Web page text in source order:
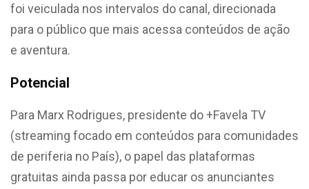
foi veiculada nos intervalos do canal, direcionada
para o público que mais acessa conteúdos de ação
e aventura.
Potencial
Para Marx Rodrigues, presidente do +Favela TV
(streaming focado em conteúdos para comunidades
de periferia no País), o papel das plataformas
gratuitas ainda passa por educar os anunciantes